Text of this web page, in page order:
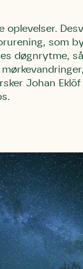
oplevelser.
som
døgnrytme,
Johan